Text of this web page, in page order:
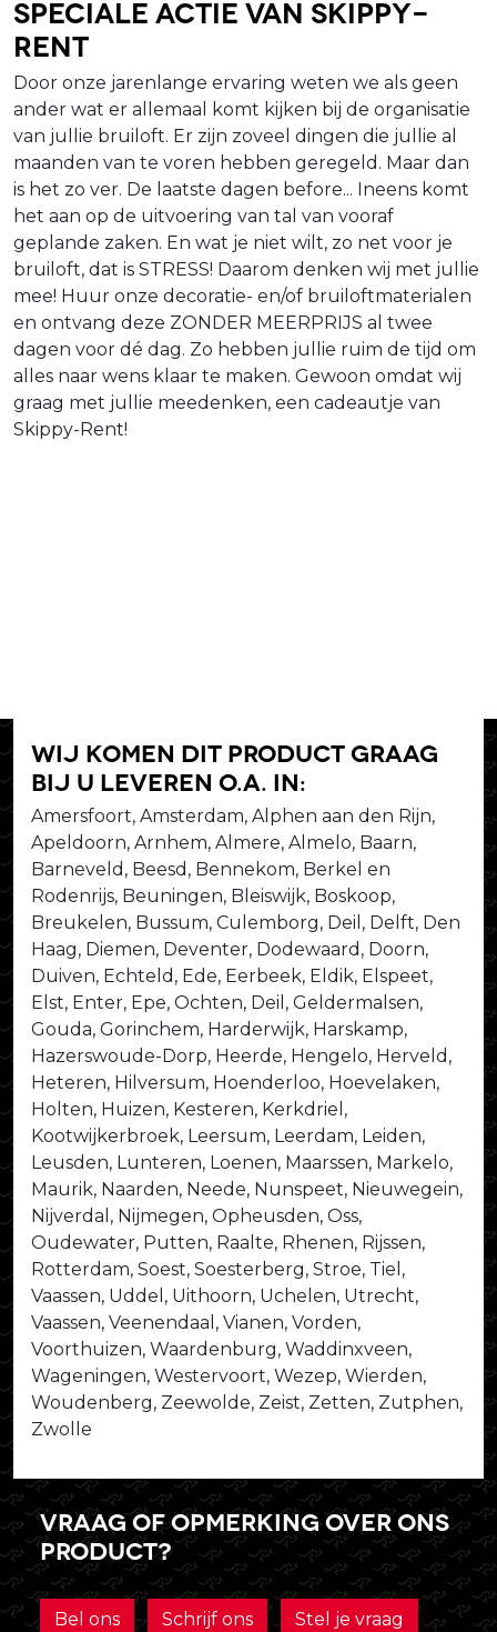
Speciale Actie van Skippy-
Rent
Door onze jarenlange ervaring weten we als geen
ander wat er allemaal komt kijken bij de organisatie
van jullie bruiloft. Er zijn zoveel dingen die jullie al
maanden van te voren hebben geregeld. Maar dan
is het zo ver. De laatste dagen before... Ineens komt
het aan op de uitvoering van tal van vooraf
geplande zaken. En wat je niet wilt, zo net voor je
bruiloft, dat is STRESS! Daarom denken wij met jullie
mee! Huur onze decoratie- en/of bruiloftmaterialen
en ontvang deze ZONDER MEERPRIJS al twee
dagen voor dé dag. Zo hebben jullie ruim de tijd om
alles naar wens klaar te maken. Gewoon omdat wij
graag met jullie meedenken, een cadeautje van
Skippy-Rent!
Wij komen dit product graag
bij u leveren o.a. in:
Amersfoort, Amsterdam, Alphen aan den Rijn,
Apeldoorn, Arnhem, Almere, Almelo, Baarn,
Barneveld, Beesd, Bennekom, Berkel en
Rodenrijs, Beuningen, Bleiswijk, Boskoop,
Breukelen, Bussum, Culemborg, Deil, Delft, Den
Haag, Diemen, Deventer, Dodewaard, Doorn,
Duiven, Echteld, Ede, Eerbeek, Eldik, Elspeet,
Elst, Enter, Epe, Ochten, Deil, Geldermalsen,
Gouda, Gorinchem, Harderwijk, Harskamp,
Hazerswoude-Dorp, Heerde, Hengelo, Herveld,
Heteren, Hilversum, Hoenderloo, Hoevelaken,
Holten, Huizen, Kesteren, Kerkdriel,
Kootwijkerbroek, Leersum, Leerdam, Leiden,
Leusden, Lunteren, Loenen, Maarssen, Markelo,
Maurik, Naarden, Neede, Nunspeet, Nieuwegein,
Nijverdal, Nijmegen, Opheusden, Oss,
Oudewater, Putten, Raalte, Rhenen, Rijssen,
Rotterdam, Soest, Soesterberg, Stroe, Tiel,
Vaassen, Uddel, Uithoorn, Uchelen, Utrecht,
Vaassen, Veenendaal, Vianen, Vorden,
Voorthuizen, Waardenburg, Waddinxveen,
Wageningen, Westervoort, Wezep, Wierden,
Woudenberg, Zeewolde, Zeist, Zetten, Zutphen,
Zwolle
Vraag of opmerking over ons
product?
Bel ons Schrijf ons Stel je vraag